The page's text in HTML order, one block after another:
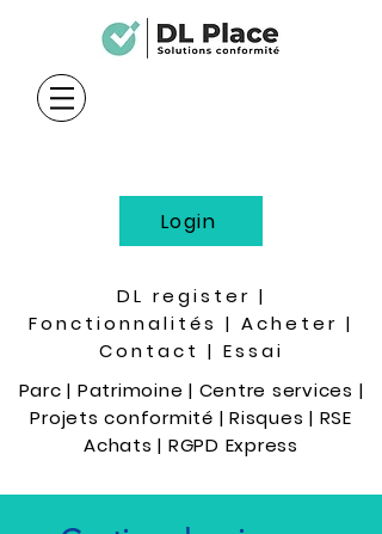
Login
DL register |
Fonctionnalités | Acheter |
Contact | Essai
Parc | Patrimoine | Centre services |
Projets conformité | Risques | RSE
Achats | RGPD Express